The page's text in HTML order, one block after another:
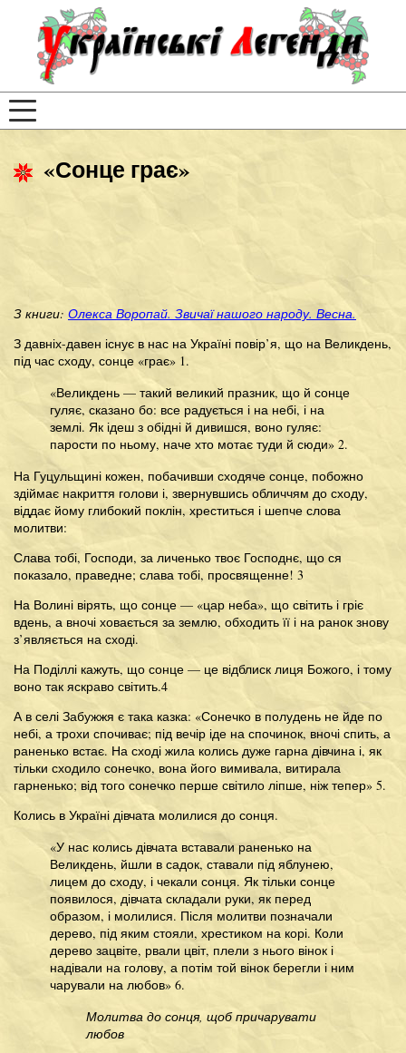
«Сонце грає»
З книги: Олекса Воропай. Звичаї нашого народу. Весна.
З давніх-давен існує в нас на Україні повір’я, що на Великдень,
під час сходу, сонце «грає» 1.
«Великдень — такий великий празник, що й сонце
гуляє, сказано бо: все радується і на небі, і на
землі. Як ідеш з обідні й дивишся, воно гуляє:
парости по ньому, наче хто мотає туди й сюди» 2.
На Гуцульщині кожен, побачивши сходяче сонце, побожно
здіймає накриття голови і, звернувшись обличчям до сходу,
віддає йому глибокий поклін, хреститься і шепче слова
молитви:
Слава тобі, Господи, за личенько твоє Господнє, що ся
показало, праведне; слава тобі, просвященне! 3
На Волині вірять, що сонце — «цар неба», що світить і гріє
вдень, а вночі ховається за землю, обходить її і на ранок знову
з’являється на сході.
На Поділлі кажуть, що сонце — це відблиск лиця Божого, і тому
воно так яскраво світить.4
А в селі Забужжя є така казка: «Сонечко в полудень не йде по
небі, а трохи спочиває; під вечір іде на спочинок, вночі спить, а
раненько встає. На сході жила колись дуже гарна дівчина і, як
тільки сходило сонечко, вона його вимивала, витирала
гарненько; від того сонечко перше світило ліпше, ніж тепер» 5.
Колись в Україні дівчата молилися до сонця.
«У нас колись дівчата вставали раненько на
Великдень, йшли в садок, ставали під яблунею,
лицем до сходу, і чекали сонця. Як тільки сонце
появилося, дівчата складали руки, як перед
образом, і молилися. Після молитви позначали
дерево, під яким стояли, хрестиком на корі. Коли
дерево зацвіте, рвали цвіт, плели з нього вінок і
надівали на голову, а потім той вінок берегли і ним
чарували на любов» 6.
Молитва до сонця, щоб причарувати
любов